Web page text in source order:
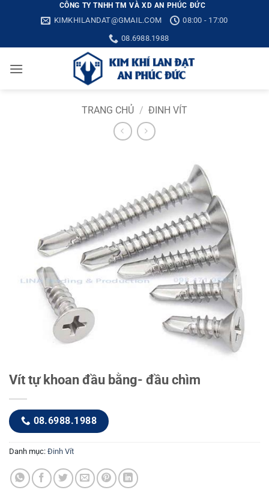
CÔNG TY TNHH TM VÀ XD AN PHÚC ĐỨC
KIMKHILANDAT@GMAIL.COM
08:00 - 17:00
08.6988.1988
TRANG CHỦ / ĐINH VÍT
Vít tự khoan đầu bằng- đầu chìm
08.6988.1988
Danh mục: Đinh Vít